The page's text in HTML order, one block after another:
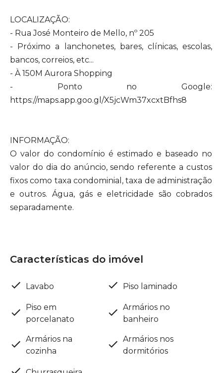
LOCALIZAÇÃO:
- Rua José Monteiro de Mello, nº 205
- Próximo a lanchonetes, bares, clínicas, escolas,
bancos, correios, etc...
- À 150M Aurora Shopping
- Ponto no Google:
https://maps.app.goo.gl/X5jcWm37xcxtBfhs8
INFORMAÇÃO:
O valor do condomínio é estimado e baseado no
valor do dia do anúncio, sendo referente a custos
fixos como taxa condominial, taxa de administração
e outros. Água, gás e eletricidade são cobrados
separadamente.
Características do imóvel
Lavabo Piso laminado
Piso em
porcelanato
Armários no
banheiro
Armários na
cozinha
Armários nos
dormitórios